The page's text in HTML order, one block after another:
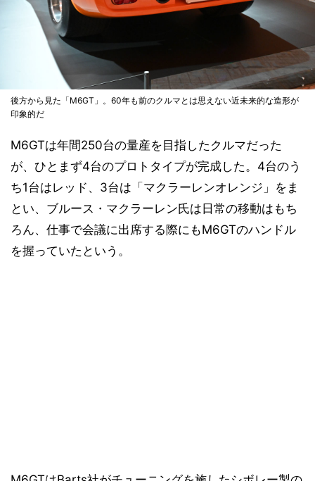
後方から見た「M6GT」。60年も前のクルマとは思えない近未来的な造形が
印象的だ
M6GTは年間250台の量産を目指したクルマだった
が、ひとまず4台のプロトタイプが完成した。4台のう
ち1台はレッド、3台は「マクラーレンオレンジ」をま
とい、ブルース・マクラーレン氏は日常の移動はもち
ろん、仕事で会議に出席する際にもM6GTのハンドル
を握っていたという。